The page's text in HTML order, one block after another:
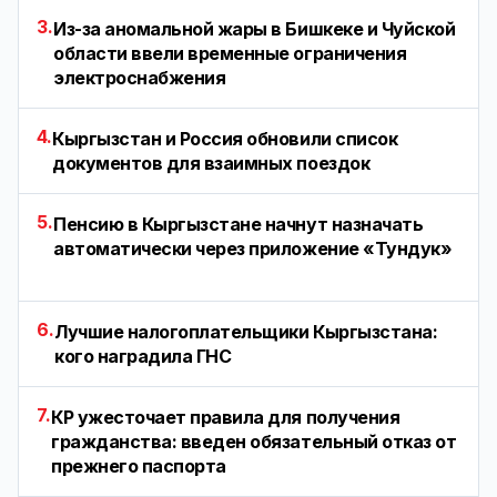
3.Из-за аномальной жары в Бишкеке и Чуйской
области ввели временные ограничения
электроснабжения
4.Кыргызстан и Россия обновили список
документов для взаимных поездок
5.Пенсию в Кыргызстане начнут назначать
автоматически через приложение «Тундук»
6.Лучшие налогоплательщики Кыргызстана:
кого наградила ГНС
7.КР ужесточает правила для получения
гражданства: введен обязательный отказ от
прежнего паспорта